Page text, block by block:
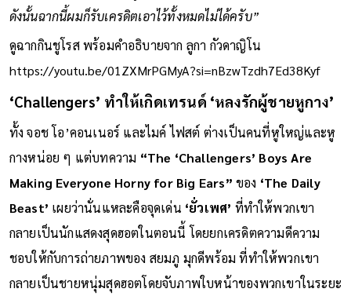
ดังนั้นฉากนี้ผมก็รับเครดิตเอาไว้ทั้งหมดไม่ได้ครับ”
ดูฉากกินชูโรส พร้อมคำอธิบายจาก ลูกา กัวดาญิโน
https://youtu.be/01ZXMrPGMyA?si=nBzwTzdh7Ed38Kyf
‘Challengers’ ทำให้เกิดเทรนด์ ‘หลงรักผู้ชายหูกาง’
ทั้ง จอช โอ’คอนเนอร์ และไมค์ ไฟสต์ ต่างเป็นคนที่หูใหญ่และหู
กางหน่อย ๆ แต่บทความ “The ‘Challengers’ Boys Are
Making Everyone Horny for Big Ears”ของ ‘The Daily
Beast’ เผยว่านั่นแหละคือจุดเด่น ‘ยั่วเพศ’ ที่ทำให้พวกเขา
กลายเป็นนักแสดงสุดฮอตในตอนนี้ โดยยกเครดิตความดีความ
ชอบให้กับการถ่ายภาพของ สยมภู มุกดีพร้อม ที่ทำให้พวกเขา
กลายเป็นชายหนุ่มสุดฮอตโดยจับภาพใบหน้าของพวกเขาในระยะ